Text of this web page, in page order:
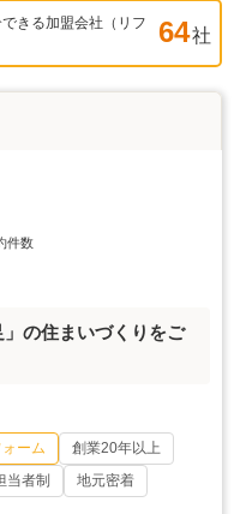
きる加盟会社（リフ
64社
件数
の住まいづくりをご
ーム
創業20年以上
当者制 地元密着